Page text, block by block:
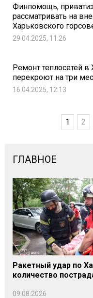
Финпомощь,
рассматривать на
Харьковского
29.04.2025, 11:26
Ремонт теплосетей
перекроют на три
16.04.2025, 12:13
1 2
ГЛАВНОЕ
Ракетный удар по
количество
09.08.2026